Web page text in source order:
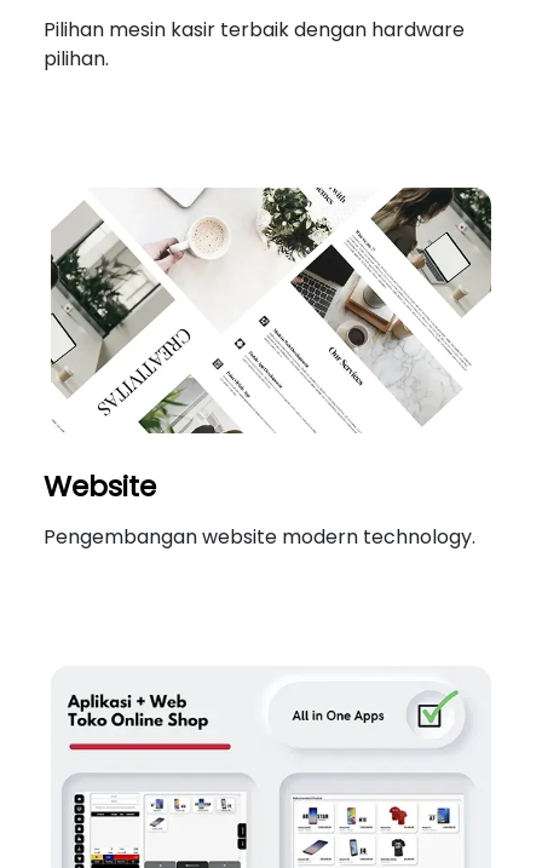
Pilihan mesin kasir terbaik dengan hardware
pilihan.
Website
Pengembangan website modern technology.